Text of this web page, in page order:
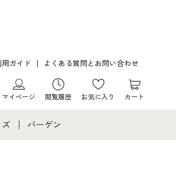
用ガイド よくある質問とお問い合わせ
文
マイページ 閲覧履歴 お気に入り カート
通販すべて
バーゲン